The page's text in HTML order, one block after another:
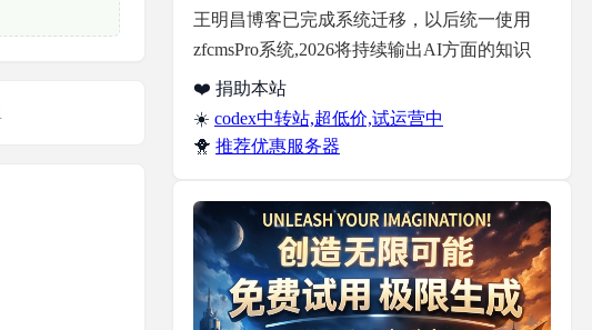
王明昌博客已完成系统迁移，以后统一使用
zfcmsPro系统,2026将持续输出AI方面的知识
❤️ 捐助本站
☀️ codex中转站,超低价,试运营中
🐥 推荐优惠服务器